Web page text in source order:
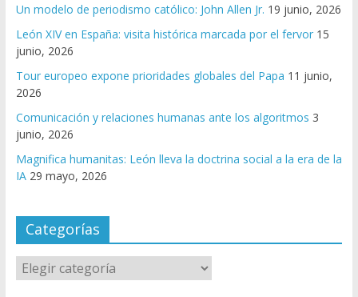
Un modelo de periodismo católico: John Allen Jr. 19 junio, 2026
León XIV en España: visita histórica marcada por el fervor 15
junio, 2026
Tour europeo expone prioridades globales del Papa 11 junio,
2026
Comunicación y relaciones humanas ante los algoritmos 3
junio, 2026
Magnifica humanitas: León lleva la doctrina social a la era de la
IA 29 mayo, 2026
Categorías